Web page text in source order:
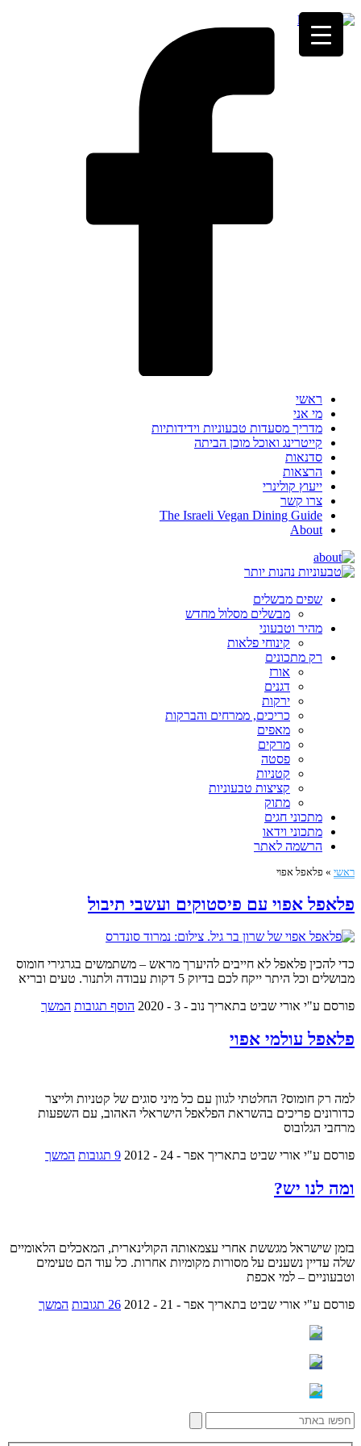
ראשי
מי אני
מדריך מסעדות טבעוניות וידידותיות
קייטרינג ואוכל מוכן הביתה
סדנאות
הרצאות
ייעוץ קולינרי
צרו קשר
The Israeli Vegan Dining Guide
About
שפים מבשלים
מבשלים מסלול מחדש
מהיר וטבעוני
קינוחי פלאות
רק מתכונים
אורז
דגנים
ירקות
כריכים, ממרחים והברקות
מאפים
מרקים
פסטה
קטניות
קציצות טבעוניות
מתוק
מתכוני חגים
מתכוני וידאו
הרשמה לאתר
ראשי » פלאפל אפוי
פלאפל אפוי עם פיסטוקים ועשבי תיבול
כדי להכין פלאפל לא חייבים להיערך מראש – משתמשים בגרגירי חומוס
מבושלים וכל היתר ייקח לכם בדיוק 5 דקות עבודה ולתנור. טעים ובריא
פורסם ע"י אורי שביט בתאריך נוב - 3 - 2020 הוסף תגובות המשך
פלאפל עולמי אפוי
למה רק חומוס? החלטתי לגוון עם כל מיני סוגים של קטניות ולייצר
כדורונים פריכים בהשראת הפלאפל הישראלי האהוב, עם השפעות
מרחבי הגלובוס
פורסם ע"י אורי שביט בתאריך אפר - 24 - 2012 9 תגובות המשך
ומה לנו יש?
בזמן שישראל מגששת אחרי עצמאותה הקולינארית, המאכלים הלאומיים
שלה עדיין נשענים על מסורות מקומיות אחרות. כל עוד הם טעימים
וטבעוניים – למי אכפת
פורסם ע"י אורי שביט בתאריך אפר - 21 - 2012 26 תגובות המשך